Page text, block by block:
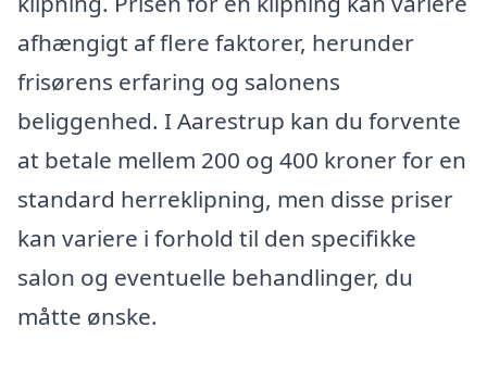
afhængigt af flere faktorer, herunder
frisørens erfaring og salonens
beliggenhed. I Aarestrup kan du forvente
at betale mellem 200 og 400 kroner for en
standard herreklipning, men disse priser
kan variere i forhold til den specifikke
salon og eventuelle behandlinger, du
måtte ønske.